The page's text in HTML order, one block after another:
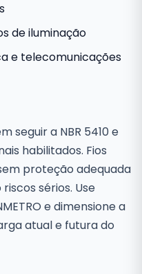
de iluminação
e telecomunicações
seguir a NBR 5410 e
habilitados. Fios
proteção adequada
sérios. Use
e dimensione a
atual e futura do